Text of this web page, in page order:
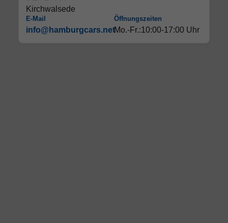
Kirchwalsede
E-Mail
info@hamburgcars.net
Öffnungszeiten
Mo.-Fr.:10:00-17:00 Uhr